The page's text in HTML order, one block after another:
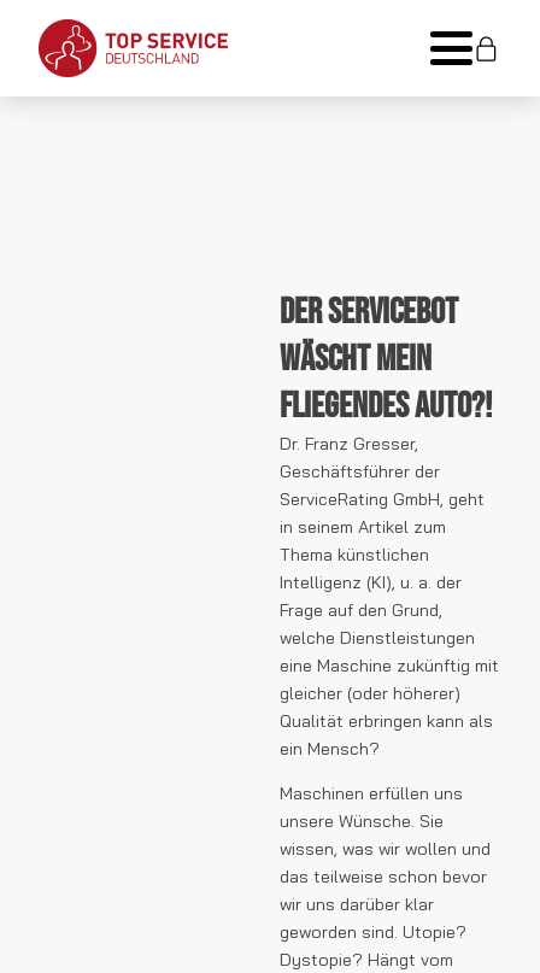
Der Servicebot
wäscht mein
fliegendes Auto?!
Dr. Franz Gresser,
Geschäftsführer der
ServiceRating GmbH, geht
in seinem Artikel zum
Thema künstlichen
Intelligenz (KI), u. a. der
Frage auf den Grund,
welche Dienstleistungen
eine Maschine zukünftig mit
gleicher (oder höherer)
Qualität erbringen kann als
ein Mensch?
Maschinen erfüllen uns
unsere Wünsche. Sie
wissen, was wir wollen und
das teilweise schon bevor
wir uns darüber klar
geworden sind. Utopie?
Dystopie? Hängt vom